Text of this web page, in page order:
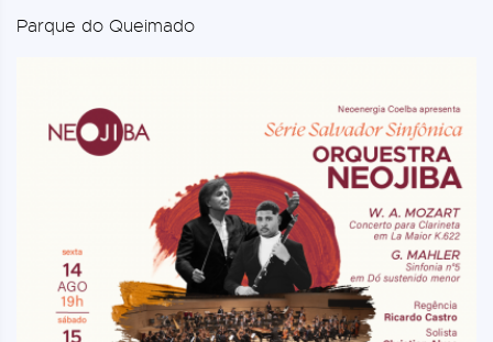
Parque do Queimado